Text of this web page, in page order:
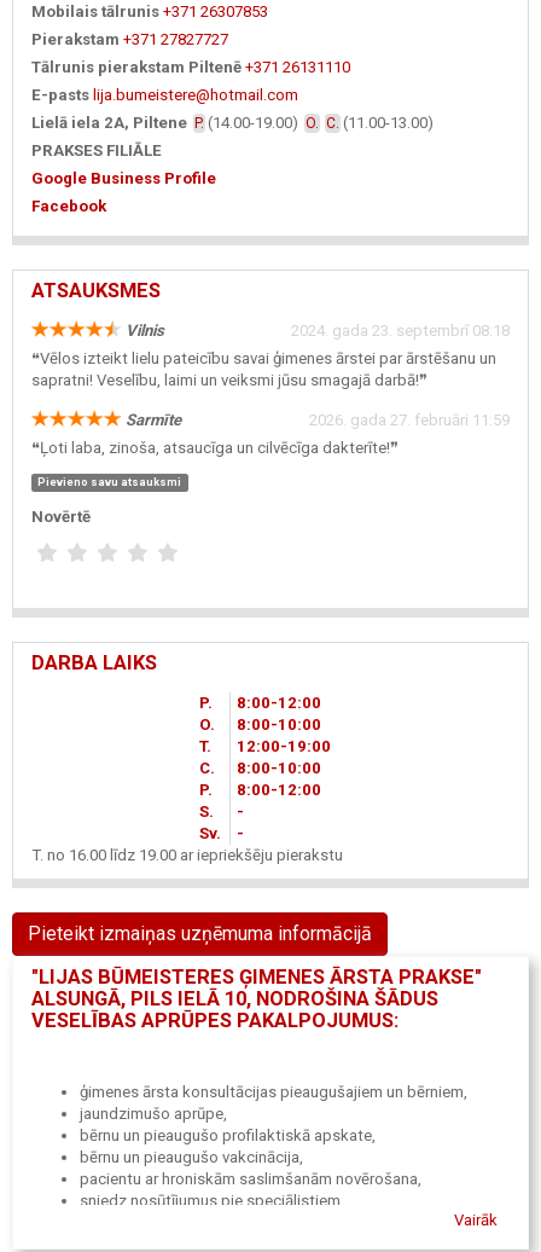
Mobilais tālrunis +371 26307853
Pierakstam +371 27827727
Tālrunis pierakstam Piltenē +371 26131110
E-pasts lija.bumeistere@hotmail.com
Lielā iela 2A, Piltene P. (14.00-19.00) O. C. (11.00-13.00)
PRAKSES FILIĀLE
Google Business Profile
Facebook
ATSAUKSMES
Vilnis
2024. gada 23. septembrī 08:18
❝Vēlos izteikt lielu pateicību savai ģimenes ārstei par ārstēšanu un
sapratni! Veselību, laimi un veiksmi jūsu smagajā darbā!❞
Sarmīte
2026. gada 27. februāri 11:59
❝Ļoti laba, zinoša, atsaucīga un cilvēcīga dakterīte!❞
Pievieno savu atsauksmi
Novērtē
DARBA LAIKS
P. 8 00-12 00
O.
8 00-10 00
T.
12 00-19 00
C.
8 00-10 00
P.
8 00-12 00
S.
-
Sv.
-
T. no 16.00 līdz 19.00 ar iepriekšēju pierakstu
Pieteikt izmaiņas uzņēmuma informācijā
"LIJAS BŪMEISTERES ĢIMENES ĀRSTA PRAKSE"
ALSUNGĀ, PILS IELĀ 10, NODROŠINA ŠĀDUS
VESELĪBAS APRŪPES PAKALPOJUMUS:
ģimenes ārsta konsultācijas pieaugušajiem un bērniem,
jaundzimušo aprūpe,
bērnu un pieaugušo profilaktiskā apskate,
bērnu un pieaugušo vakcinācija,
pacientu ar hroniskām saslimšanām novērošana,
sniedz nosūtījumus pie speciālistiem,
Vairāk